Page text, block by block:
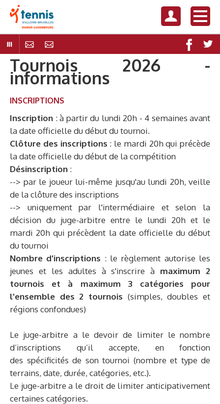
Tournois 2026 -
informations
INSCRIPTIONS
Inscription : à partir du lundi 20h - 4 semaines avant
la date officielle du début du tournoi.
Clôture des inscriptions : le mardi 20h qui précède
la date officielle du début de la compétition
Désinscription :
--> par le joueur lui-même jusqu'au lundi 20h, veille
de la clôture des inscriptions
--> uniquement par l'intermédiaire et selon la
décision du juge-arbitre entre le lundi 20h et le
mardi 20h qui précèdent la date officielle du début
du tournoi
Nombre d'inscriptions : le règlement autorise les
jeunes et les adultes à s'inscrire à maximum 2
tournois et à maximum 3 catégories pour
l'ensemble des 2 tournois (simples, doubles et
régions confondues)
Le juge-arbitre a le devoir de limiter le nombre
d’inscriptions qu’il accepte, en fonction
des spécificités de son tournoi (nombre et type de
terrains, date, durée, catégories, etc.).
Le juge-arbitre a le droit de limiter anticipativement
certaines catégories.